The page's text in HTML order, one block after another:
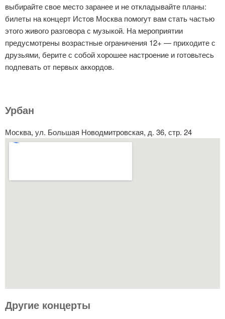
выбирайте свое место заранее и не откладывайте планы:
билеты на концерт Истов Москва помогут вам стать частью
этого живого разговора с музыкой. На мероприятии
предусмотрены возрастные ограничения 12+ — приходите с
друзьями, берите с собой хорошее настроение и готовьтесь
подпевать от первых аккордов.
Урбан
Москва, ул. Большая Новодмитровская, д. 36, стр. 24
Другие концерты